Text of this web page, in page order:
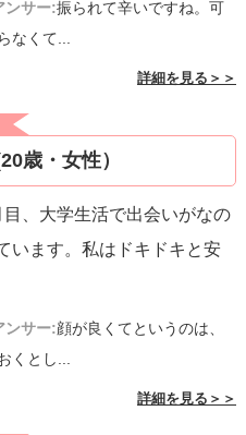
ンサー:振られて辛いですね。可
なくて...
詳細を見る＞＞
歳・女性）
、大学生活で出会いがなの
います。私はドキドキと安
ンサー:顔が良くてというのは、
くとし...
詳細を見る＞＞